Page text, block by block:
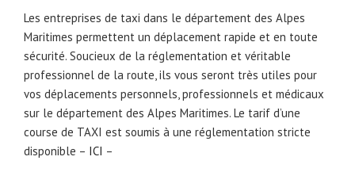
Les entreprises de taxi dans le département des Alpes
Maritimes permettent un déplacement rapide et en toute
sécurité. Soucieux de la réglementation et véritable
professionnel de la route, ils vous seront très utiles pour
vos déplacements personnels, professionnels et médicaux
sur le département des Alpes Maritimes. Le tarif d’une
course de TAXI est soumis à une réglementation stricte
disponible – ICI –